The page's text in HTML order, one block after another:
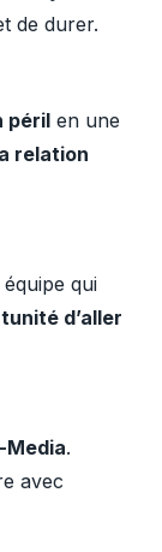
de durer.
péril en une
relation
qui
d’aller
Media.
avec